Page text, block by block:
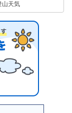
山天気